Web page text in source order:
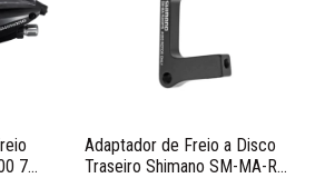
7
Adaptador de Freio a Disco
Traseiro Shimano SM-MA-R